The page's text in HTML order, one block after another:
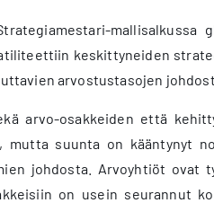
mallisalkussa
keskittyneiden
arvostustasojen
arvo-osakkeiden että
mutta suunta on kääntynyt
johdosta. Arvoyhtiöt ovat
on usein seurannut